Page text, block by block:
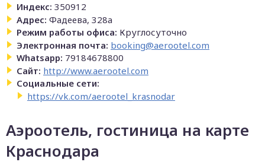
Индекс: 350912
Адрес: Фадеева, 328а
Режим работы офиса: Круглосуточно
Электронная почта: booking@aerootel.com
Whatsapp: 79184678800
Сайт: http://www.aerootel.com
Социальные сети:
https://vk.com/aerootel_krasnodar
Аэроотель, гостиница на карте
Краснодара